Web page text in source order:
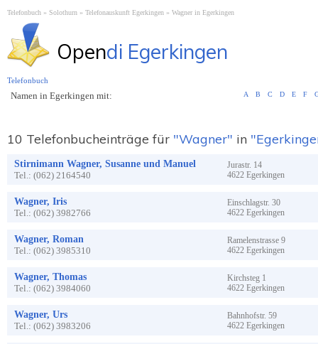
Telefonbuch Solothurn Telefonauskunft Egerkingen Wagner in Egerkingen
Opendi Egerkingen
Namen in Egerkingen mit: A B C D E F
10 Telefonbucheinträge für "Wagner" in
Stirnimann Wagner, Susanne und Manuel
Tel.: (062) 2164540
Jurastr. 14
4622 Egerkingen
Wagner, Iris
Tel.: (062) 3982766
Einschlagstr. 30
4622 Egerkingen
Wagner, Roman
Tel.: (062) 3985310
Ramelenstrasse 9
4622 Egerkingen
Wagner, Thomas
Tel.: (062) 3984060
Kirchsteg 1
4622 Egerkingen
Wagner, Urs
Tel.: (062) 3983206
Bahnhofstr. 59
4622 Egerkingen
Telefonbuch